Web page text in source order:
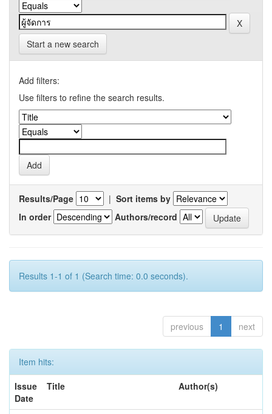
Start a new search
Add filters:
Use filters to refine the search results.
Results/Page | Sort items by
In order
Authors/record
Results 1-1 of 1 (Search time: 0.0 seconds).
previous 1 next
Item hits:
Issue
Date
Title Author(s)